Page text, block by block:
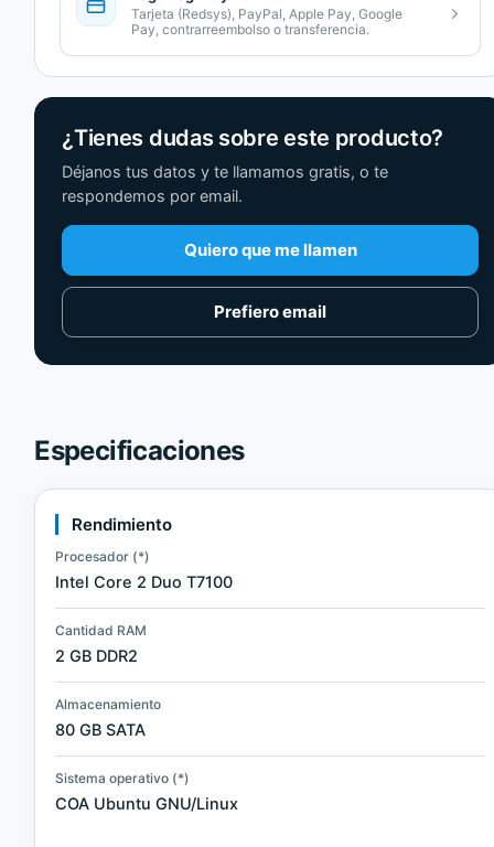
Tarjeta (Redsys), PayPal, Apple Pay, Google
Pay, contrarreembolso o transferencia.
¿Tienes dudas sobre este producto?
Déjanos tus datos y te llamamos gratis, o te
respondemos por email.
Quiero que me llamen
Prefiero email
Especificaciones
Rendimiento
Procesador (*)
Intel Core 2 Duo T7100
Cantidad RAM
2 GB DDR2
Almacenamiento
80 GB SATA
Sistema operativo (*)
COA Ubuntu GNU/Linux